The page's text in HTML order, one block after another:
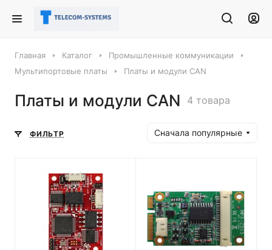
Главная Каталог
Промышленные коммуникации
Мультипортовые платы
Платы и модули CAN
Платы и модули CAN 4 товара
ФИЛЬТР Сначала популярные